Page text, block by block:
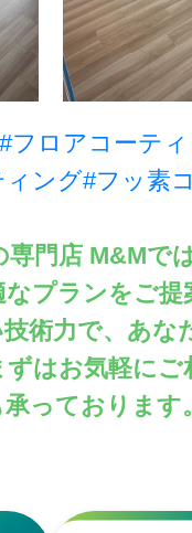
#フロアコーテ
ィング#フッ素
門店 M&Mで
プランをご提
術力で、あな
はお気軽にご
っております